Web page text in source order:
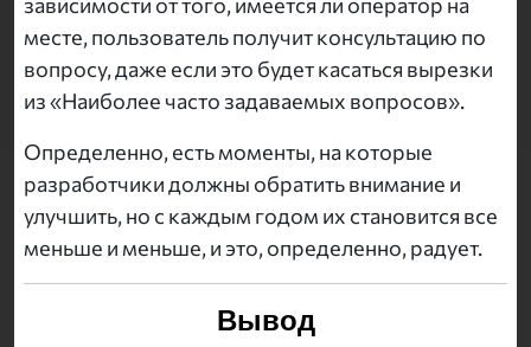
месте, пользователь получит консультацию по
вопросу, даже если это будет касаться вырезки
из «Наиболее часто задаваемых вопросов».
Определенно, есть моменты, на которые
разработчики должны обратить внимание и
улучшить, но с каждым годом их становится все
меньше и меньше, и это, определенно, радует.
Вывод